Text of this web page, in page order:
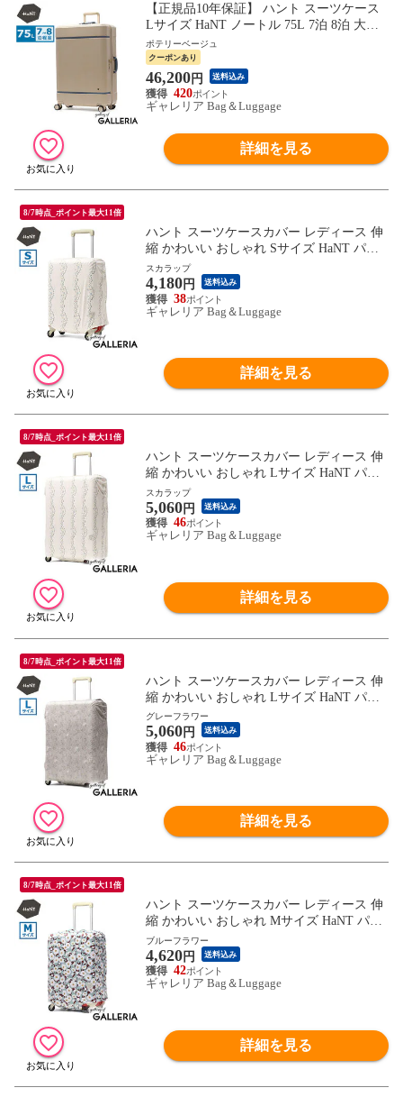
【正規品10年保証】 ハント スーツケース
Lサイズ HaNT ノートル 75L 7泊 8泊 大き
め 大容量 TSロック キャスターストッパー
おしゃれ トランク風 かわいい 女子 軽い 7
～8泊 キャリーケース 06883 wsb
ポテリーベージュ
クーポンあり
46,200円 送料込み
420
ギャレリア Bag＆Luggage
詳細を見る
8/7時点_ポイント最大11倍
ハント スーツケースカバー レディース 伸
縮 かわいい おしゃれ Sサイズ HaNT パッ
カブル 折りたたみ コンパクト キャリーケ
ースカバー 旅行 トラベル 伸縮素材 33L～5
3L SUITCASE COVER Sサイズ 17801 wsb
スカラップ
4,180円 送料込み
38
ギャレリア Bag＆Luggage
詳細を見る
8/7時点_ポイント最大11倍
ハント スーツケースカバー レディース 伸
縮 かわいい おしゃれ Lサイズ HaNT パッ
カブル 折りたたみ コンパクト キャリーケ
ースカバー 旅行 トラベル 伸縮素材 82L～1
35L SUITCASE COVER Lサイズ 17803 wsb
スカラップ
5,060円 送料込み
46
ギャレリア Bag＆Luggage
詳細を見る
8/7時点_ポイント最大11倍
ハント スーツケースカバー レディース 伸
縮 かわいい おしゃれ Lサイズ HaNT パッ
カブル 折りたたみ コンパクト キャリーケ
ースカバー 旅行 トラベル 伸縮素材 82L～1
35L SUITCASE COVER Lサイズ 17803 wsb
グレーフラワー
5,060円 送料込み
46
ギャレリア Bag＆Luggage
詳細を見る
8/7時点_ポイント最大11倍
ハント スーツケースカバー レディース 伸
縮 かわいい おしゃれ Mサイズ HaNT パッ
カブル 折りたたみ コンパクト キャリーケ
ースカバー 旅行 トラベル 伸縮素材 54L～8
1L SUITCASE COVER Mサイズ 17802 wsb
ブルーフラワー
4,620円 送料込み
42
ギャレリア Bag＆Luggage
詳細を見る